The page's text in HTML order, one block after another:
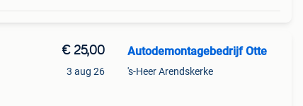
€ 25,00
3 aug 26
Autodemontagebedrijf Otte
's-Heer Arendskerke